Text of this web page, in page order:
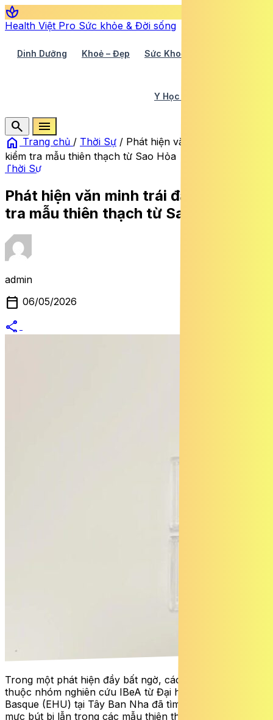
spa
Health Việt Pro Sức khỏe & Đời sống
Dinh Dưỡng Khoẻ – Đẹp Sức Khoẻ TV
Y Học Cổ Truyền
search
menu
home Trang chủ / Thời Sự / Phát hiện văn minh trái đất khi
kiểm tra mẫu thiên thạch từ Sao Hỏa
Thời Sự
Phát hiện văn minh trái đất khi kiểm
tra mẫu thiên thạch từ Sao Hỏa
admin
calendar_today 06/05/2026
share
Trong một phát hiện đầy bất ngờ, các nhà khoa học
thuộc nhóm nghiên cứu IBeA từ Đại học Quốc gia Xứ
Basque (EHU) tại Tây Ban Nha đã tìm thấy dấu vết của
mực bút bi lẫn trong các mẫu thiên thạch từ Sao Hỏa.